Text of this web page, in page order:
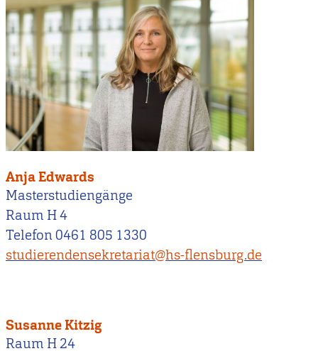
Anja Edwards
Masterstudiengänge
Raum H 4
Telefon 0461 805 1330
studierendensekretariat@hs-flensburg.de
Susanne Kitzig
Raum H 24